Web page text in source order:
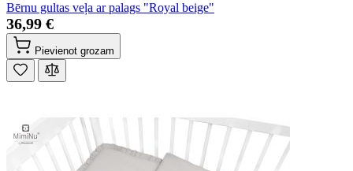
Bērnu gultas veļa ar palags "Royal beige"
36,99 €
Pievienot grozam